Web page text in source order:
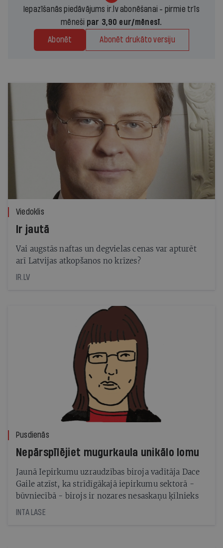
Iepazīšanās piedāvājums ir.lv abonēšanai - pirmie trīs
mēneši par 3,90 eur/mēnesī.
Abonēt Abonēt drukāto versiju
Viedoklis
Ir jautā
Vai augstās naftas un degvielas cenas var apturēt
arī Latvijas atkopšanos no krīzes?
IR.LV
Pusdienās
Nepārspīlējiet mugurkaula unikālo lomu
Jaunā Iepirkumu uzraudzības biroja vadītāja Dace
Gaile atzīst, ka strīdīgākajā iepirkumu sektorā -
būvniecībā - birojs ir nozares nesaskaņu ķīlnieks
INTA LASE